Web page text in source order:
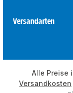
Versandarten
Alle Preise
Versandkosten